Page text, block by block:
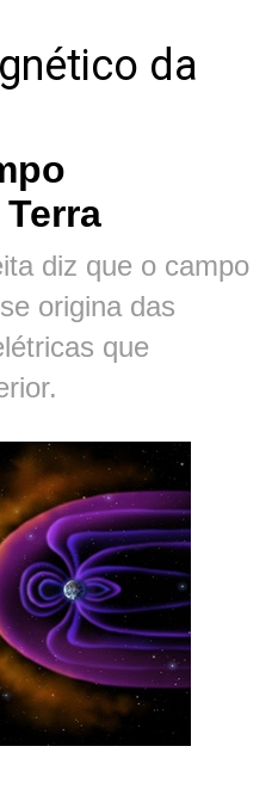
da
diz que o campo
origina das
que